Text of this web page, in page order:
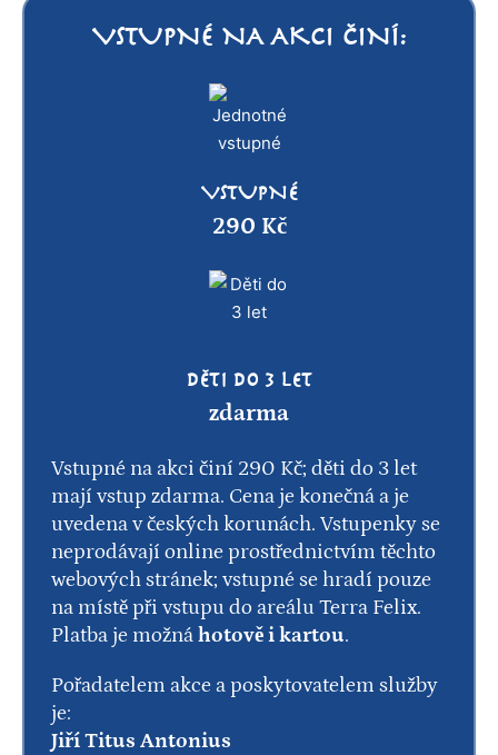
VSTUPNÉ NA AKCI ČINÍ:
VSTUPNÉ
290 Kč
DĚTI DO 3 LET
zdarma
Vstupné na akci činí 290 Kč; děti do 3 let
mají vstup zdarma. Cena je konečná a je
uvedena v českých korunách. Vstupenky se
neprodávají online prostřednictvím těchto
webových stránek; vstupné se hradí pouze
na místě při vstupu do areálu Terra Felix.
Platba je možnáhotově i kartou.
Pořadatelem akce a poskytovatelem služby
je:
Jiří Titus Antonius